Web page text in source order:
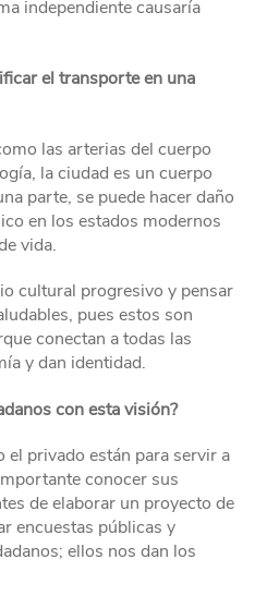
independiente causaría
el transporte en una
las arterias del cuerpo
la ciudad es un cuerpo
parte, se puede hacer daño
en los estados modernos
vida.
cultural progresivo y pensar
pues estos son
conectan a todas las
y dan identidad.
con esta visión?
privado están para servir a
conocer sus
de elaborar un proyecto de
encuestas públicas y
ellos nos dan los